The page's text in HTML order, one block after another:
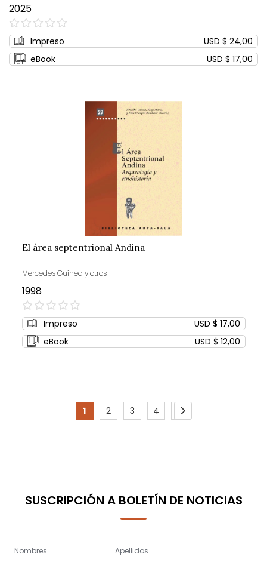
2025
0%
Impreso
USD $ 24,00
eBook
USD $ 17,00
El área septentrional Andina
Mercedes Guinea y otros
1998
0%
Impreso
USD $ 17,00
eBook
USD $ 12,00
Page
You're
page
1
Page
2
Page
3
Page
4
Page
5
Page
Siguiente
SUSCRIPCIÓN A BOLETÍN DE NOTICIAS
Nombres Apellidos